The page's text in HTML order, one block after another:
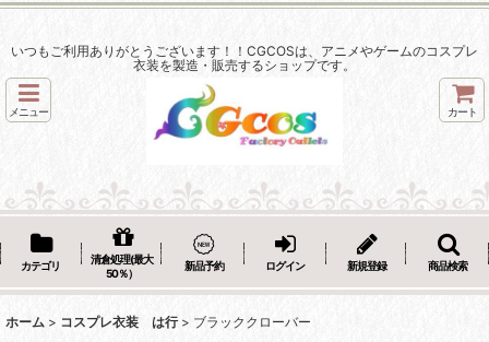
いつもご利用ありがとうございます！！CGCOSは、アニメやゲームのコスプレ
衣装を製造・販売するショップです。
メニュー カート
カテゴリ
清倉処理(最大
50％）
新品予約 ログイン 新規登録 商品検索
ホーム > コスプレ衣装 は行 > ブラッククローバー